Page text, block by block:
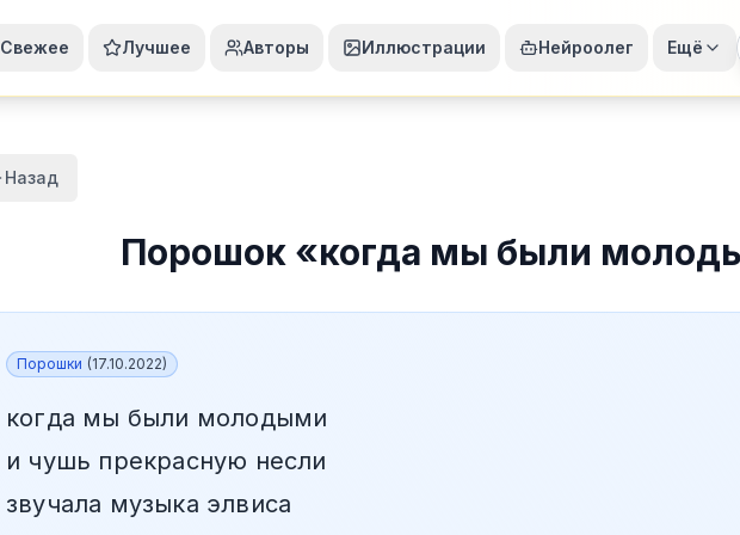
Свежее Лучшее Авторы Иллюстрации Нейроолег Ещё
Назад
Порошок«когда мы были
Порошки (17.10.2022)
когда мы были молодыми
и чушь прекрасную несли
звучала музыка элвиса